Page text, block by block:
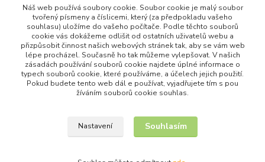
Původ zboží
Zboží zařazeno v kategoriích
Všechny produkty
Dům a Zahrada
Upravit sběr cookies.
Náš web používá soubory cookie. Soubor cookie je malý soubor
tvořený písmeny a číslicemi, který (za předpokladu vašeho
souhlasu) uložíme do vašeho počítače. Podle těchto souborů
cookie vás dokážeme odlišit od ostatních uživatelů webu a
přizpůsobit činnost našich webových stránek tak, aby se vám web
lépe procházel. Současně ho tak můžeme vylepšovat. V našich
zásadách používání souborů cookie najdete úplné informace o
typech souborů cookie, které používáme, a účelech jejich použití.
Pokud budete tento web dál e používat, vyjadřujete tím s pou
žíváním souborů cookie souhlas.
Nastavení Souhlasím